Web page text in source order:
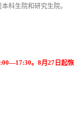
科生院和研究生院。
。8月27日起恢